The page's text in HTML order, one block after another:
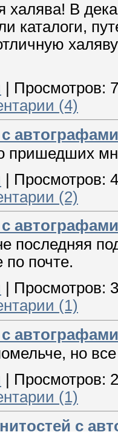
халява! В
каталоги,
Просмотров:
(4)
пришедших
Просмотров:
(2)
последняя
почте.
Просмотров:
(1)
но
Просмотров:
(1)
с